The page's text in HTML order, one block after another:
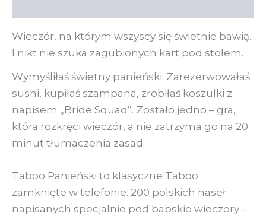
Wieczór, na którym wszyscy się świetnie bawią.
I nikt nie szuka zagubionych kart pod stołem.
Wymyśliłaś świetny panieński. Zarezerwowałaś
sushi, kupiłaś szampana, zrobiłaś koszulki z
napisem „Bride Squad”. Zostało jedno – gra,
która rozkręci wieczór, a nie zatrzyma go na 20
minut tłumaczenia zasad.
Taboo Panieński to klasyczne Taboo
zamknięte w telefonie. 200 polskich haseł
napisanych specjalnie pod babskie wieczory –